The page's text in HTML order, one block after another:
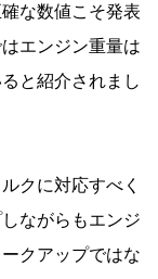
な数値こそ発表
エンジン重量は
と紹介されまし
クに対応すべく
ながらもエンジ
クアップではな